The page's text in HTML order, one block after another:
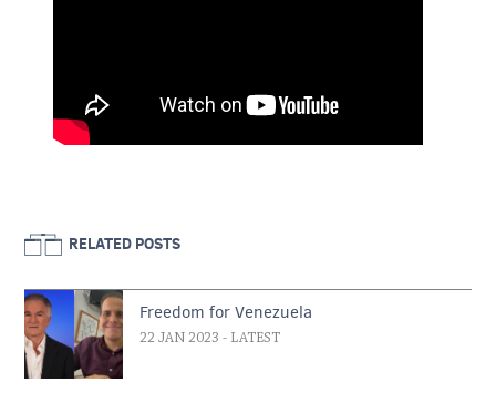
RELATED POSTS
Freedom for Venezuela
22 JAN 2023 - LATEST